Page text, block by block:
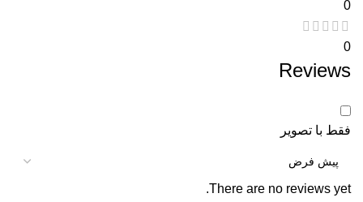
0
0
Reviews
فقط با تصویر
There are no reviews yet.